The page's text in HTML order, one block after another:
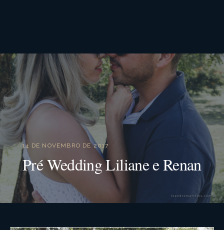
14 DE NOVEMBRO DE 2017
Pré Wedding Liliane e Renan